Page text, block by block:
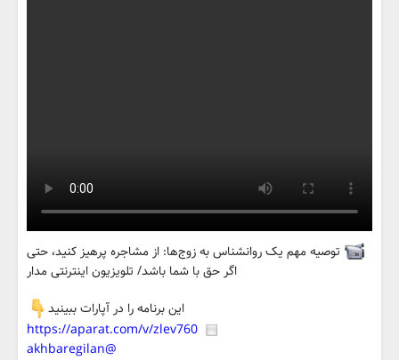
توصیه مهم یک روانشناس به زوج‌ها: از مشاجره پرهیز کنید، حتی
اگر حق با شما باشد/ تلویزیون اینترنتی مدار
این برنامه را در آپارات ببینید
https://aparat.com/v/zlev760
@akhbaregilan